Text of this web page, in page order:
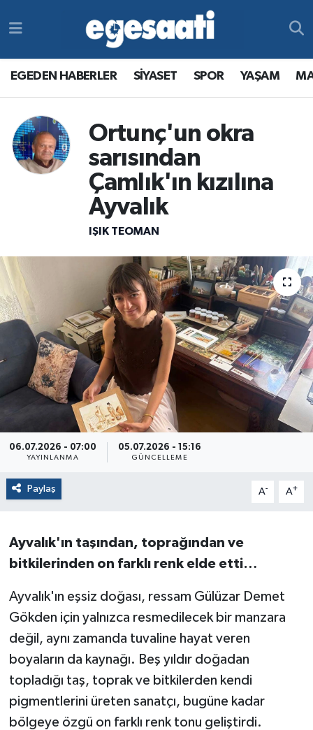
EGEDEN HABERLER SİYASET SPOR YAŞAM
Ortunç'un okra
sarısından
Çamlık'ın kızılına
Ayvalık
IŞIK TEOMAN
06.07.2026 - 07:00
YAYINLANMA
05.07.2026 - 15:16
GÜNCELLEME
Paylaş A- A+
Ayvalık'ın taşından, toprağından ve
bitkilerinden on farklı renk elde etti…
Ayvalık'ın eşsiz doğası, ressam Gülüzar Demet
Gökden için yalnızca resmedilecek bir manzara
değil, aynı zamanda tuvaline hayat veren
boyaların da kaynağı. Beş yıldır doğadan
topladığı taş, toprak ve bitkilerden kendi
pigmentlerini üreten sanatçı, bugüne kadar
bölgeye özgü on farklı renk tonu geliştirdi.
Yazarlar
YAŞAM
MAGAZİN
RESMİ REKLAMLAR
SPOR
YAŞAM
MAGAZİN
RESMİ REKLAMLAR
Süper Lig Puan Durumu ve Fikstür
Tüm Manşetler
Son Dakika Haberleri
Haber Arşivi